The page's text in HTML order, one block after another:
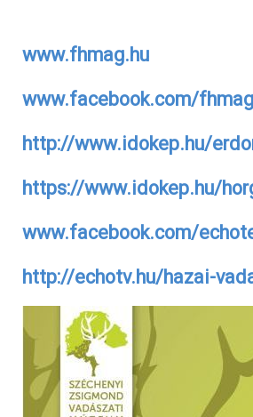
www.fhmag.hu
www.facebook.com/fhmag
http://www.idokep.hu/
https://www.idokep.hu/
www.facebook.com/
http://echotv.hu/hazai-